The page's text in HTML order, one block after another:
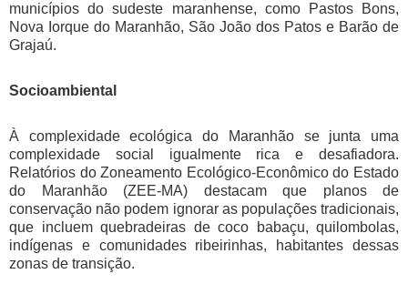
municípios do sudeste maranhense, como Pastos Bons,
Nova Iorque do Maranhão, São João dos Patos e Barão de
Grajaú.
Socioambiental
À complexidade ecológica do Maranhão se junta uma
complexidade social igualmente rica e desafiadora.
Relatórios do Zoneamento Ecológico-Econômico do Estado
do Maranhão (ZEE-MA) destacam que planos de
conservação não podem ignorar as populações tradicionais,
que incluem quebradeiras de coco babaçu, quilombolas,
indígenas e comunidades ribeirinhas, habitantes dessas
zonas de transição.